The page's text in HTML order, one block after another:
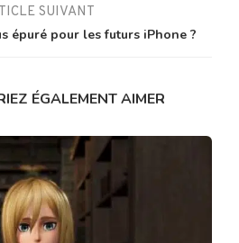
SUIVANT
épuré pour les futurs iPhone ?
ÉGALEMENT AIMER